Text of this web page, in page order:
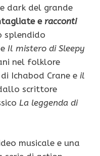
dark del grande
e racconti
splendido
e Il mistero di Sleepy
nel folklore
Ichabod Crane e il
scrittore
La leggenda di
musicale e una